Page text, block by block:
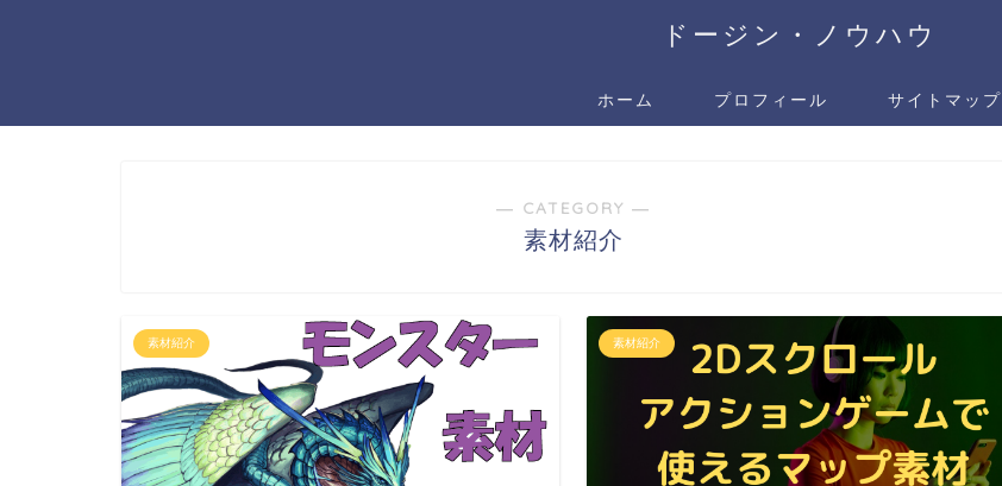
ドージン・ノウハウ
ホーム プロフィール サイトマップ
― CATEGORY ―
素材紹介
素材紹介 素材紹介